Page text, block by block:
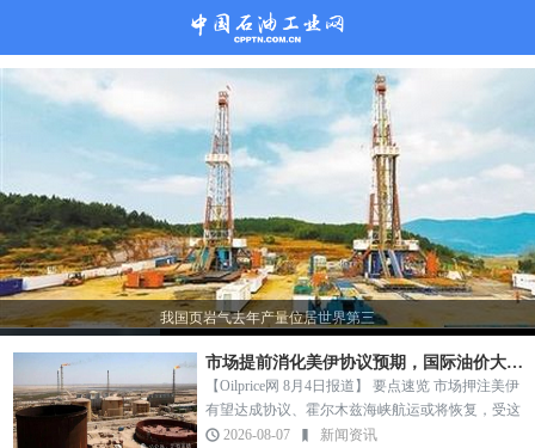
我国页岩气去年产量位居世界第三
市场提前消化美伊协议预期，国际油价大幅走低
【Oilprice网 8月4日报道】 要点速览 市场押注美伊
有望达成协议、霍尔木兹海峡航运或将恢复，受这
一乐观情绪推动，周二国际油价大幅下行。西德克
2026-08-07 新闻资讯